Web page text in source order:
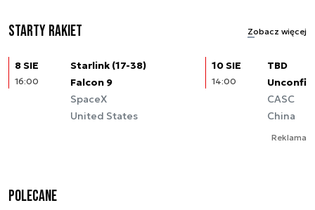
Starty rakiet Zobacz więcej
8 SIE
16:00
Starlink (17-38)
Falcon 9
SpaceX
United States
10 SIE
14:00
TBD
CASC
China
Reklama
Polecane